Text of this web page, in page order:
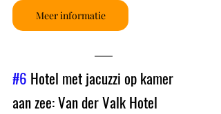
Meer informatie
#6 Hotel met jacuzzi op kamer
aan zee: Van der Valk Hotel